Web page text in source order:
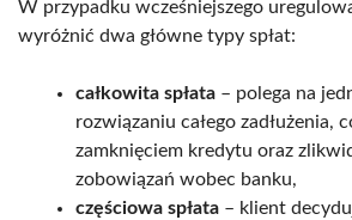
W przypadku wcześniejszego
wyróżnić dwa główne typy spłat:
całkowita spłata – polega na
rozwiązaniu całego zadłużenia,
zamknięciem kredytu oraz
zobowiązań wobec banku,
częściowa spłata – klient